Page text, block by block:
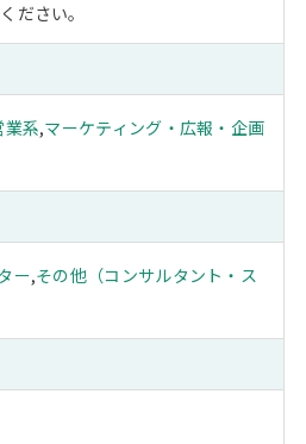
ださい。
業系,マーケティング・広報・企画
ー,その他（コンサルタント・ス